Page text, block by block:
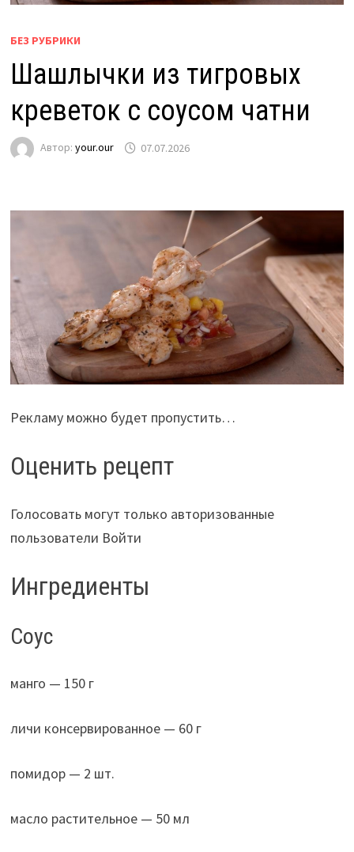
БЕЗ РУБРИКИ
Шашлычки из тигровых
креветок с соусом чатни
Автор: your.our 07.07.2026
Рекламу можно будет пропустить…
Оценить рецепт
Голосовать могут только авторизованные
пользователи Войти
Ингредиенты
Соус
манго — 150 г
личи консервированное — 60 г
помидор — 2 шт.
масло растительное — 50 мл